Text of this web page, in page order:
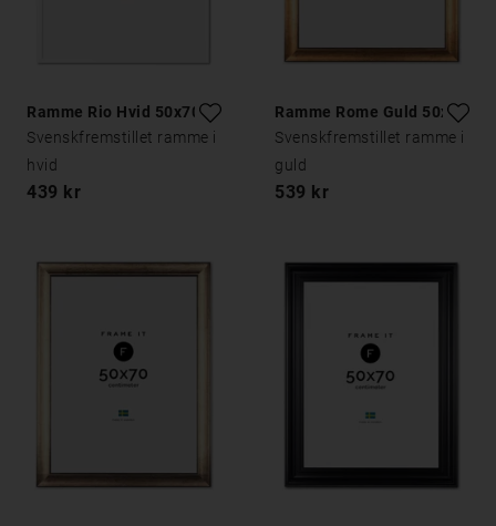
Ramme Rio Hvid 50x70
Svenskfremstillet ramme i
hvid
439 kr
Ramme Rome Guld 50x70
Svenskfremstillet ramme i
guld
539 kr